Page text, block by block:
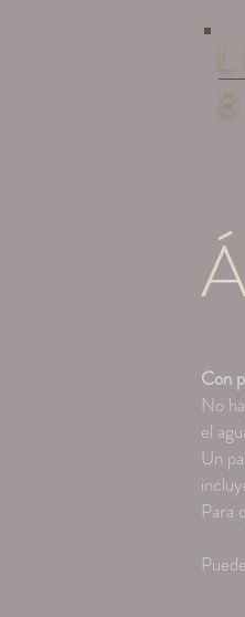
Con
No
el
Un
Para